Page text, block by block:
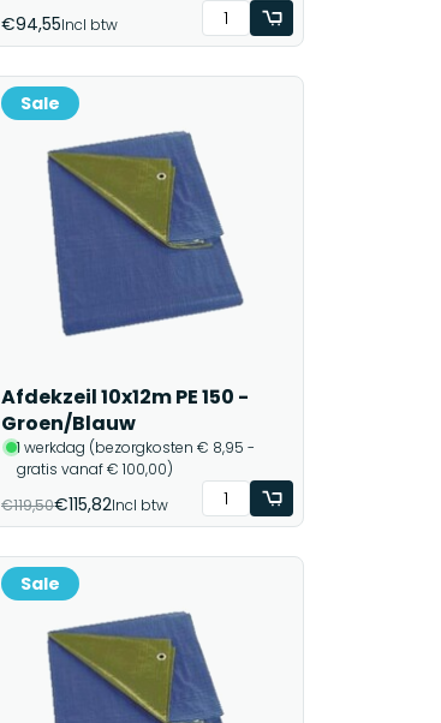
€94,55Incl btw
Sale
Afdekzeil 10x12m PE 150 -
Groen/Blauw
1 werkdag (bezorgkosten € 8,95 -
gratis vanaf € 100,00)
€119,50€115,82Incl btw
Sale